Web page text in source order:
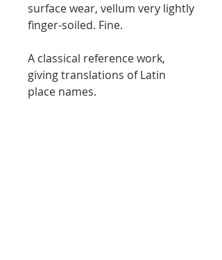
surface wear, vellum very lightly
finger-soiled. Fine.
A classical reference work,
giving translations of Latin
place names.